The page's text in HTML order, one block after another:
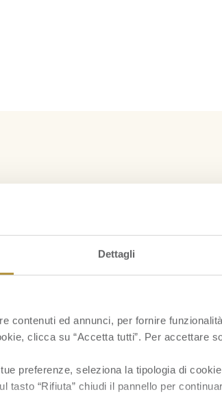
Dettagli
contenuti ed annunci, per fornire
clicca su “Accetta tutti”. Per accettare
preferenze, seleziona la tipologia di
tasto “Rifiuta” chiudi il pannello per